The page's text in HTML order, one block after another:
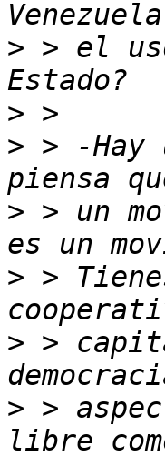
> > el
>
> > -Hay
> > un
> >
> >
> >